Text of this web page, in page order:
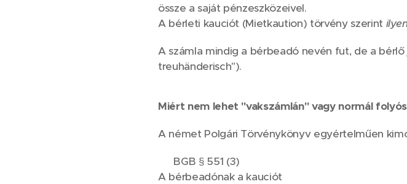
össze a saját pénzeszközeivel.
A bérleti kauciót (Mietkaution) törvény szerint
A számla mindig a bérbeadó nevén fut, de a
treuhänderisch").
Miért nem lehet "vakszámlán" vagy normál
A német Polgári Törvénykönyv egyértelműen
📌 BGB § 551 (3)
A bérbeadónak a kauciót